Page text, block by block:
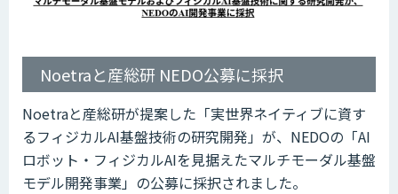
Noetraと産総研 NEDO公募に採択
Noetraと産総研が提案した「実世界ネイティブに資す
るフィジカルAI基盤技術の研究開発」が、NEDOの「AI
ロボット・フィジカルAIを見据えたマルチモーダル基盤
モデル開発事業」の公募に採択されました。